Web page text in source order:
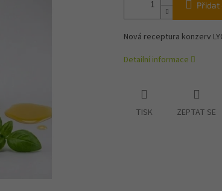
Přidat
Nová receptura konzerv
Detailní informace
TISK ZEPTAT SE